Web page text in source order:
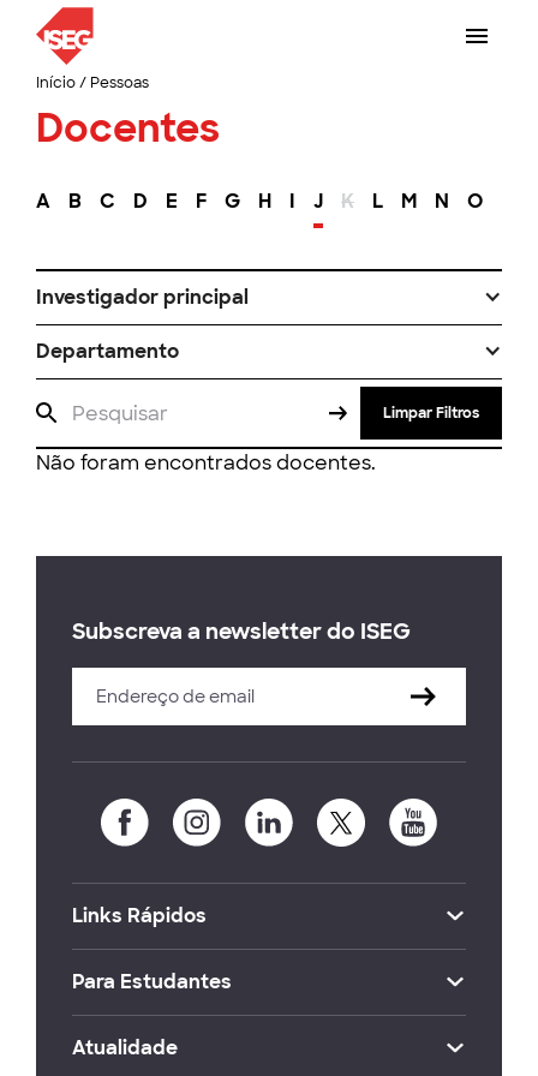
Início/ Pessoas
Docentes
A B C D E F G H I J K L M N O
Investigador principal
Departamento
Limpar Filtros
Não foram encontrados docentes.
Subscreva a newsletter do ISEG
Links Rápidos
Para Estudantes
Atualidade